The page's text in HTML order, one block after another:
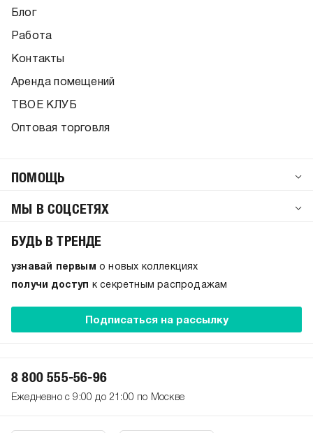
Блог
Работа
Контакты
Аренда помещений
ТВОЕ КЛУБ
Оптовая торговля
ПОМОЩЬ
МЫ В СОЦСЕТЯХ
БУДЬ В ТРЕНДЕ
узнавай первым о новых коллекциях
получи доступ
к секретным распродажам
Подписаться на рассылку
8 800 555-56-96
Ежедневно с 9:00 до 21:00 по Москве